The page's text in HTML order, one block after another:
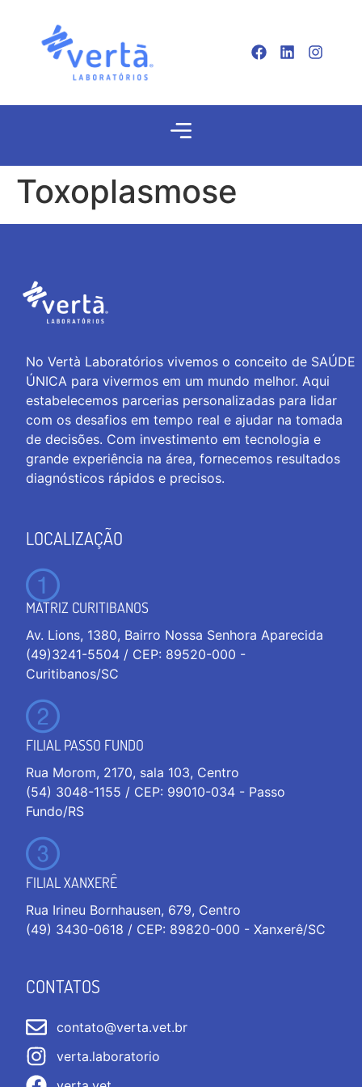
Toxoplasmose
No Vertà Laboratórios vivemos o conceito de SAÚDE
ÚNICA para vivermos em um mundo melhor. Aqui
estabelecemos parcerias personalizadas para lidar
com os desafios em tempo real e ajudar na tomada
de decisões. Com investimento em tecnologia e
grande experiência na área, fornecemos resultados
diagnósticos rápidos e precisos.
LOCALIZAÇÃO
MATRIZ CURITIBANOS
Av. Lions, 1380, Bairro Nossa Senhora Aparecida
(49)3241-5504 / CEP: 89520-000 -
Curitibanos/SC
FILIAL PASSO FUNDO
Rua Morom, 2170, sala 103, Centro
(54) 3048-1155 / CEP: 99010-034 - Passo
Fundo/RS
FILIAL XANXERÊ
Rua Irineu Bornhausen, 679, Centro
(49) 3430-0618 / CEP: 89820-000 - Xanxerê/SC
CONTATOS
contato@verta.vet.br
verta.laboratorio